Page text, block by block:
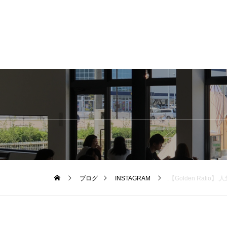
ブログ INSTAGRAM .【Golden Ratio】.人気のGREETING SWEETSが入荷